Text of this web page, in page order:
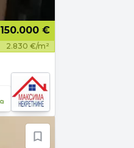
150.000 €
2.830 €/m²